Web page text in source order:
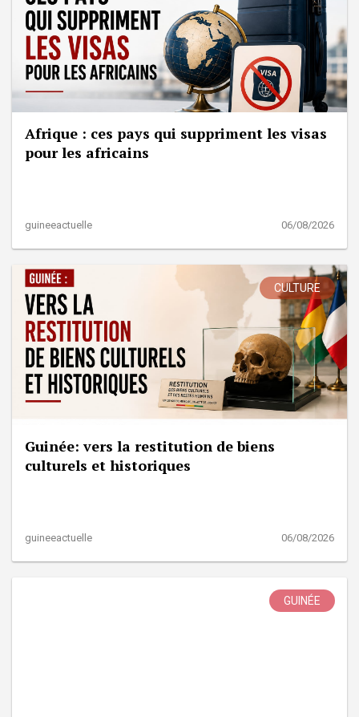
Afrique : ces pays qui suppriment les visas
pour les africains
guineeactuelle 06/08/2026
CULTURE
Guinée: vers la restitution de biens
culturels et historiques
guineeactuelle 06/08/2026
GUINÉE